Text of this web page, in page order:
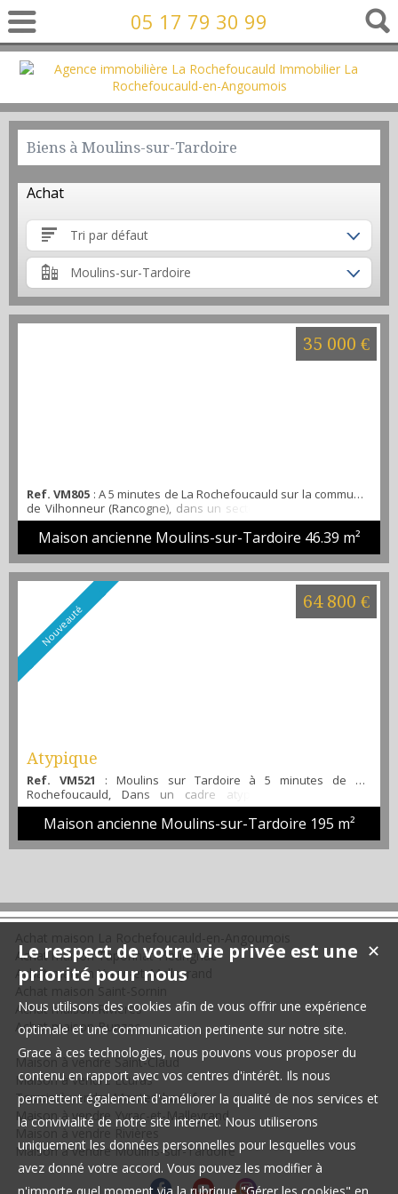
05 17 79 30 99
Biens à Moulins-sur-Tardoire
Achat
Tri par défaut
Moulins-sur-Tardoire
Ref. VM805 : A 5 minutes de La Rochefoucauld sur la commune
de Vilhonneur (Rancogne), dans un secteur calme, charmante
petite maison en pierre à rénover offrant 4 pièces en rez-de-
chaussée et des combles aménageables. En extérieur vous
profiterez également de dépendances (grange et appentis), le
tout sur un terrain de plus de 700 m².
Maison ancienne Moulins-sur-Tardoire 46.39 m²
35 000 €
Nouveauté
Atypique
Ref. VM521
: Moulins sur Tardoire à 5 minutes de La
Rochefoucauld, Dans un cadre atypique, cet ensemble
immobilier à rénover offrant une maison principale de plus de
190m² et une grange de 55m² le tout avec un jardin très
particulier d'environ 1000m² dont une partie non attenante est
bordée par la rivière et offrant des possibilités
Maison ancienne Moulins-sur-Tardoire 195 m²
64 800 €
Achat maison Taponnat-Fleurignac
Achat maison Yvrac-et-Malleyrand
Achat maison Saint-Sornin
Achat maison Rivières
Achat maison Bunzac
Maison à vendre Saint-Claud
Maison à vendre Écuras
Terrain à vendre Montemboeuf
Maison à vendre Yvrac-et-Malleyrand
Maison à vendre Moulins-sur-Tardoire
✕
Le respect de votre vie privée est une
priorité pour nous
Nous utilisons des cookies afin de vous offrir une expérience
optimale et une communication pertinente sur notre site.
Grace à ces technologies, nous pouvons vous proposer du
contenu en rapport avec vos centres d'intérêt. Ils nous
permettent également d'améliorer la qualité de nos services et
la convivialité de notre site internet. Nous utiliserons
uniquement les données personnelles pour lesquelles vous
avez donné votre accord. Vous pouvez les modifier à